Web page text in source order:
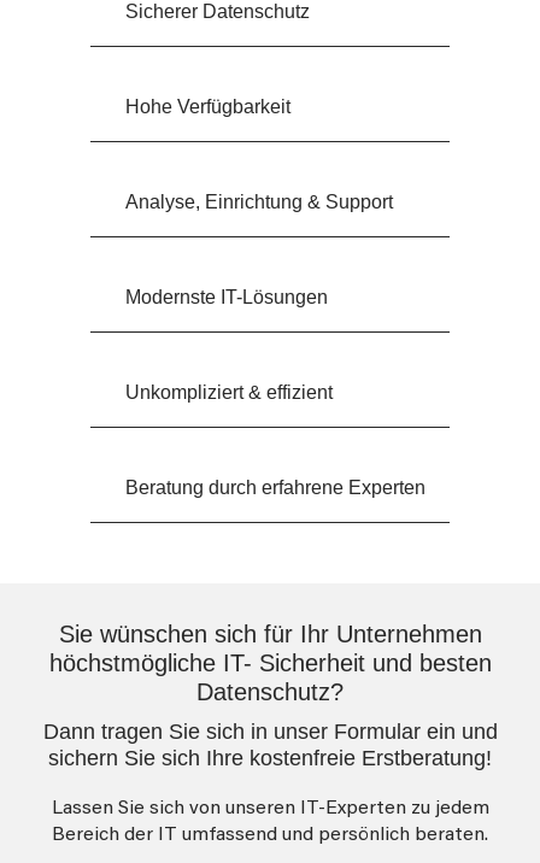
Sicherer Datenschutz
Hohe Verfügbarkeit
Analyse, Einrichtung & Support
Modernste IT-Lösungen
Unkompliziert & effizient
Beratung durch erfahrene Experten
Sie wünschen sich für Ihr Unternehmen
höchstmögliche IT- Sicherheit und besten
Datenschutz?
Dann tragen Sie sich in unser Formular ein und
sichern Sie sich Ihre kostenfreie Erstberatung!
Lassen Sie sich von unseren IT-Experten zu jedem
Bereich der IT umfassend und persönlich beraten.